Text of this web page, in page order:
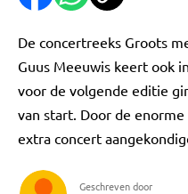
De concertreeks Groots
Guus Meeuwis keert ook
voor de volgende editie
van start. Door de
extra concert
Geschreven door